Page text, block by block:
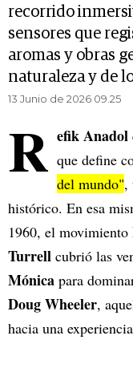
recorrido
sensores que
aromas y obras
naturaleza y de
13 Junio de 2026 09.25
R efik Anadol
que define
del mundo",
histórico. En esa
1960, el movimiento
Turrell cubrió las
Mónica para
Doug Wheeler,
hacia una